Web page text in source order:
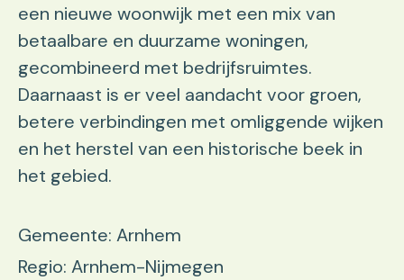
een nieuwe woonwijk met een mix van
betaalbare en duurzame woningen,
gecombineerd met bedrijfsruimtes.
Daarnaast is er veel aandacht voor groen,
betere verbindingen met omliggende wijken
en het herstel van een historische beek in
het gebied.
Gemeente: Arnhem
Regio: Arnhem-Nijmegen